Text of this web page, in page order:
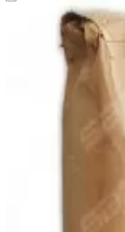
View larger image